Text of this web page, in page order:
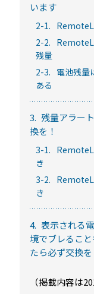
います
2-1.
2-2.
残量
2-3. 電池残量
ある
3. 残量アラー
換を！
3-1.
き
3-2.
き
4. 表示される
境でブレるこ
たら必ず交換を
（掲載内容は
セミナー
RemoteLOCKの活
定期で開催していま
常時公開中
5分でわかる！
常時公開中
3分でわかる！
はじめての
き
そ